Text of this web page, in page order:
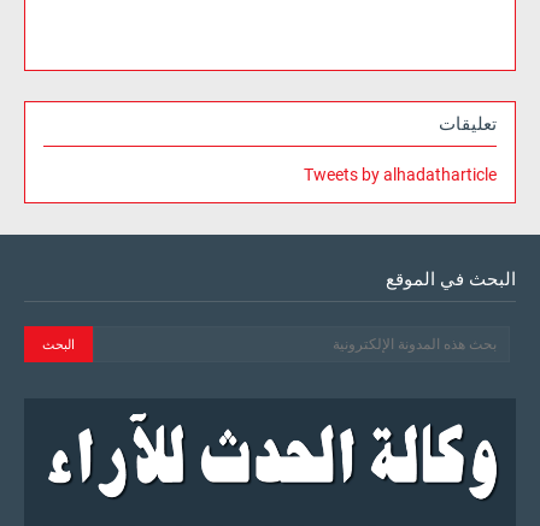
تعليقات
Tweets by alhadatharticle
البحث في الموقع